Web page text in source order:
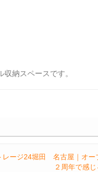
納スペースです。
レージ24堀田 名古屋｜オー
２周年で感じ